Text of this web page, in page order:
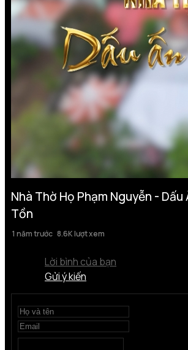
Nhà Thờ Họ Phạm Nguyễn -
Tồn
1 năm trước 8.6K lượt xem
Lời bình của bạn
Gửi ý kiến